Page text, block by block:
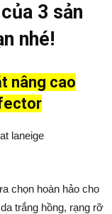
3 sản
nhé!
nâng cao
chọn hoàn hảo cho
trắng hồng, rạng rỡ